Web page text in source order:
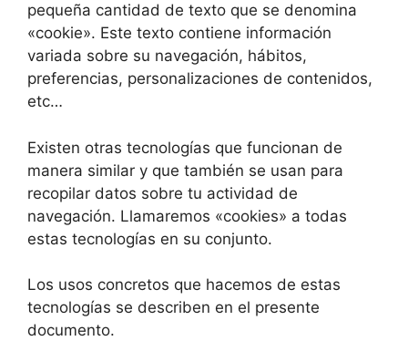
pequeña cantidad de texto que se denomina
«cookie». Este texto contiene información
variada sobre su navegación, hábitos,
preferencias, personalizaciones de contenidos,
etc…
Existen otras tecnologías que funcionan de
manera similar y que también se usan para
recopilar datos sobre tu actividad de
navegación. Llamaremos «cookies» a todas
estas tecnologías en su conjunto.
Los usos concretos que hacemos de estas
tecnologías se describen en el presente
documento.